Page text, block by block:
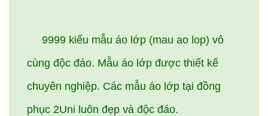
9999 kiểu mẫu áo lớp (mau ao lop) vô
cùng độc đáo. Mẫu áo lớp được thiết kế
chuyên nghiệp. Các mẫu áo lớp tại đồng
phục 2Uni luôn đẹp và độc đáo.